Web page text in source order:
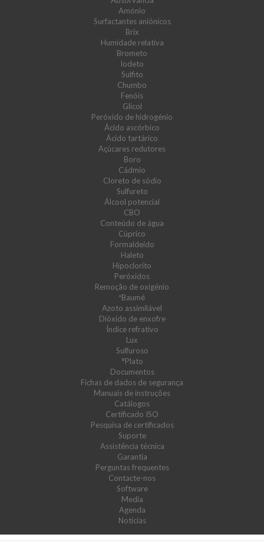
Amónio
Surfactantes aniónicos
Brix
Humidade relativa
Brometo
Iodeto
Sulfito
Chumbo
Fenóis
Glicol
Peróxido de hidrogénio
Ácido ascórbico
Ácido tartárico
Açúcares redutores
Boro
Cádmio
Cloreto de sódio
Sulfureto
Álcool potencial
CBO
Conteúdo de água
Cúprico
Formaldeído
Haleto
Hipoclorito
Peróxidos
Remoção de oxigénio
ºBaumé
Azoto assimilável
Dióxido de enxofre
Índice refrativo
Lux
Sulfuroso
°Plato
Documentos
Fichas de dados de segurança
Manuais de instruções
Catálogos
Certificado ISO
Pesquisa de certificados
Suporte
Assistência técnica
Garantia
Perguntas frequentes
Contacte-nos
Software
Media
Agenda
Notícias